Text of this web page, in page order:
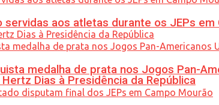
Dias à Presidência da República
aos atletas durante os JEPs em
medalha de prata nos Jogos Pan-